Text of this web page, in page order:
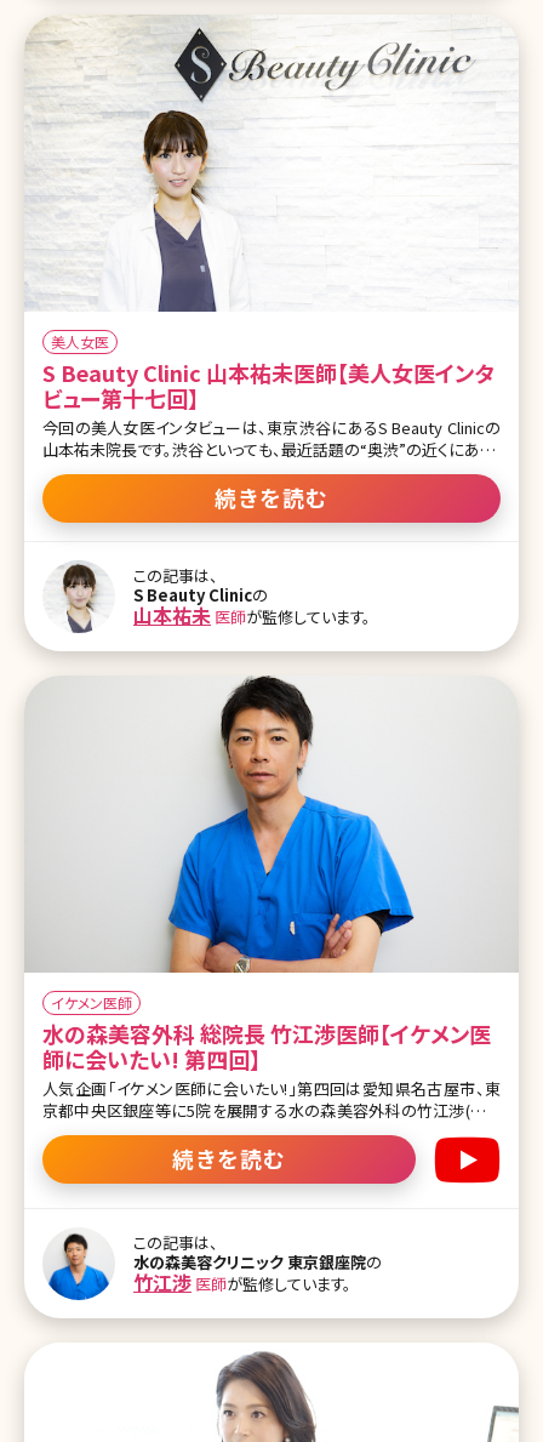
😄オトナなドレスがお似合いです✨✨#アンナチュラル #石原さとみ #
東京ドラマアウォード2018 pic.twitter.com/9aVB2gGccW— アンナ
チュラル【ＴＢＳドラマ公式】 (@unnatural_tbs) Octo
美人女医
S Beauty Clinic 山本祐未医師【美人女医インタ
ビュー第十七回】
今回の美人女医インタビューは、東京渋谷にあるS Beauty Clinicの
山本祐未院長です。渋谷といっても、最近話題の“奥渋”の近くにあり、
高級住宅街の主婦の方から、アパレルの店員さんまでさまざまな患
者さんから頼りにされています。 医療痩身とアンチエイジング治療の
二本柱のこと、なぜ大手美容外科の院長をやめてまで開業されたの
という難病の治療に携わりたいと思ったのが、医師を目指したきっか
けです ーまず、お医者さんを志した理由を教えていただけますでしょ
うか。 山本先生（以下Y）：人の「生老病死」、生きる、老いる、病、死ぬ
ということですけども、「生老病死」に携わりたいなと思ったのがきっ
かけです。 ー医師はそれに一番深く関われる仕事だということでです
続きを読む
この記事は、
S Beauty Clinicの
山本祐未 医師が監修しています。
イケメン医師
水の森美容外科 総院長 竹江渉医師【イケメン医
師に会いたい! 第四回】
人気企画「イケメン医師に会いたい!」第四回は愛知県名古屋市、東
京都中央区銀座等に5院を展開する水の森美容外科の竹江渉(たけ
え わたる)総院長です。 脂肪吸引をはじめとして、美容外科における
施術のほとんどを提供し、水の森美容外科の総院長として、各地のク
リニックで施術をされています。 インタビューの印象は最後まで“スト
の中に秘めたメラメラ燃える気持ちが! 医師としての仕事を確立し、
いつの日か独立して、故郷に病院を建てたいと思っていました ー医
師を志した理由を教えてください。 竹江先生（以下T）：父が北海道北
見市で医師をしていて、自然となるものだと思っていました。ただ、最
学前に父をなくし、経営
続きを読む
この記事は、
水の森美容クリニック 東京銀座院の
竹江渉 医師が監修しています。